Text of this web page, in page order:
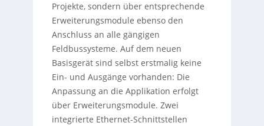
Projekte, sondern über entsprechende
Erweiterungsmodule ebenso den
Anschluss an alle gängigen
Feldbussysteme. Auf dem neuen
Basisgerät sind selbst erstmalig keine
Ein- und Ausgänge vorhanden: Die
Anpassung an die Applikation erfolgt
über Erweiterungsmodule. Zwei
integrierte Ethernet-Schnittstellen